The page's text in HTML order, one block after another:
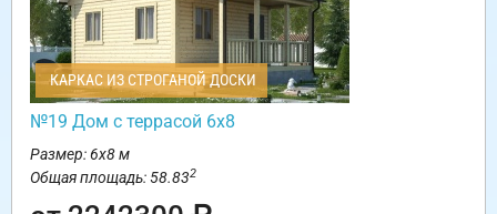
КАРКАС ИЗ СТРОГАНОЙ ДОСКИ
№19 Дом с террасой 6х8
Размер: 6х8 м
Общая площадь: 58.832